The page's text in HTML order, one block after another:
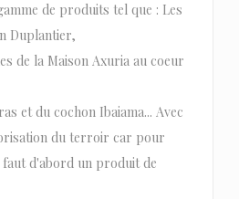
de produits tel que : Les
Duplantier,
de la Maison Axuria au coeur
et du cochon Ibaiama... Avec
du terroir car pour
d'abord un produit de